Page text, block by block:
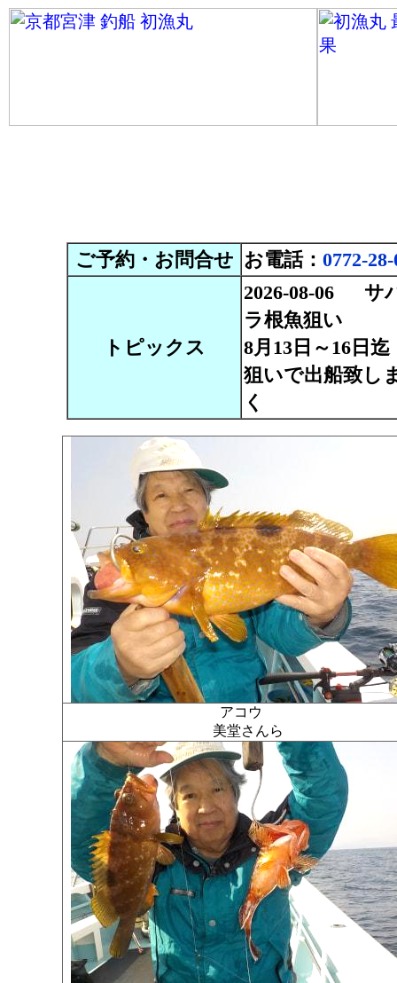
ご予約・お問合せ お電話： 0772-
トピックス
2026-08-06
ラ根魚狙い
8月13日～16日
狙いで出船致
く
アコウ
美堂さんら